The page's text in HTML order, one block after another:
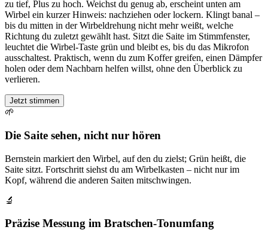
zu tief, Plus zu hoch. Weichst du genug ab, erscheint unten am
Wirbel ein kurzer Hinweis: nachziehen oder lockern. Klingt banal –
bis du mitten in der Wirbeldrehung nicht mehr weißt, welche
Richtung du zuletzt gewählt hast. Sitzt die Saite im Stimmfenster,
leuchtet die Wirbel-Taste grün und bleibt es, bis du das Mikrofon
ausschaltest. Praktisch, wenn du zum Koffer greifen, einen Dämpfer
holen oder dem Nachbarn helfen willst, ohne den Überblick zu
verlieren.
Jetzt stimmen
🌱
Die Saite sehen, nicht nur hören
Bernstein markiert den Wirbel, auf den du zielst; Grün heißt, die
Saite sitzt. Fortschritt siehst du am Wirbelkasten – nicht nur im
Kopf, während die anderen Saiten mitschwingen.
🔬
Präzise Messung im Bratschen-Tonumfang